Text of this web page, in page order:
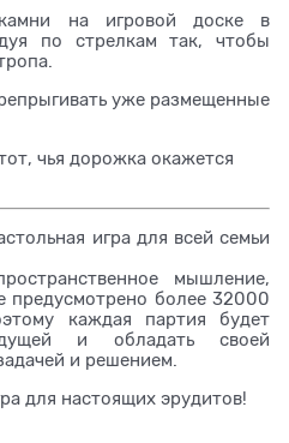
камни на игровой доске в
по стрелкам так, чтобы
уже размещенные
чья дорожка окажется
игра для всей семьи
мышление,
предусмотрено более 32000
каждая партия будет
и обладать своей
и решением.
для настоящих эрудитов!